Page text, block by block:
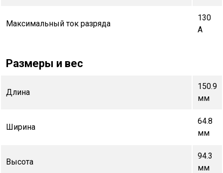
Максимальный ток разряда
130
А
Размеры и вес
Длина
150.9
мм
Ширина
64.8
мм
Высота
94.3
мм